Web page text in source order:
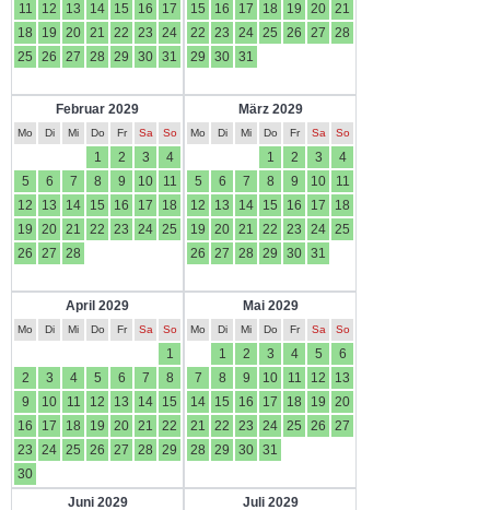
11
12 13 14 15 16
17
18
19 20 21 22 23
24
25
26 27 28 29 30 31
15
16 17 18 19 20 21
22
23 24 25 26 27
28
29
30 31
Februar 2029
Mo Di Mi Do Fr Sa So
1 2 3
4
5
6 7 8 9 10
11
12
13 14 15 16 17
18
19
20 21 22 23 24 25
26
27 28
März 2029
Mo Di Mi Do Fr Sa So
1 2 3
4
5
6 7 8 9 10
11
12
13 14 15 16 17
18
19
20 21 22 23 24 25
26
27 28 29 30 31
April 2029
Mo Di Mi Do Fr Sa So
1
2
3 4 5 6 7
8
9
10 11 12 13 14
15
16
17 18 19 20 21
22
23
24 25 26 27 28
29
30
Mai 2029
Mo Di Mi Do Fr Sa So
1 2 3 4 5
6
7
8 9 10 11 12
13
14
15 16 17 18 19
20
21
22 23 24 25 26
27
28
29 30 31
Juni 2029 Juli 2029